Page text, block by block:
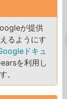
が提供
るようにす
ドキュ
を利用し
。